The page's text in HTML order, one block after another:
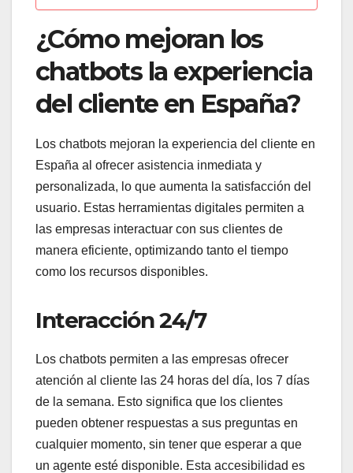
¿Cómo mejoran los
chatbots la experiencia
del cliente en España?
Los chatbots mejoran la experiencia del cliente en
España al ofrecer asistencia inmediata y
personalizada, lo que aumenta la satisfacción del
usuario. Estas herramientas digitales permiten a
las empresas interactuar con sus clientes de
manera eficiente, optimizando tanto el tiempo
como los recursos disponibles.
Interacción 24/7
Los chatbots permiten a las empresas ofrecer
atención al cliente las 24 horas del día, los 7 días
de la semana. Esto significa que los clientes
pueden obtener respuestas a sus preguntas en
cualquier momento, sin tener que esperar a que
un agente esté disponible. Esta accesibilidad es